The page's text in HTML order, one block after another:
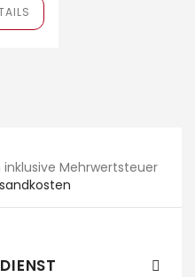
Mehrwertsteuer
